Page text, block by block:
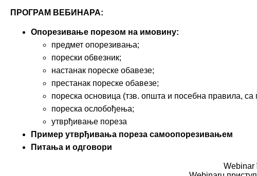
ПРОГРАМ ВЕБИНАРА:
Опорезивање порезом на имовину:
предмет опорезивања;
порески обвезник;
настанак пореске обавезе;
престанак пореске обавезе;
пореска основица (тзв. општа и посебна правила,
пореска ослобођења;
утврђивање пореза
Пример утврђивања пореза самоопорезивањем
Питања и одговори
Webinar